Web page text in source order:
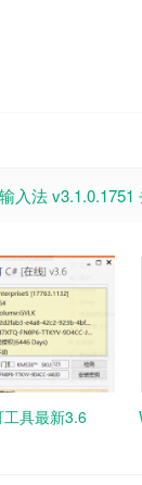
入法 v3.1.0.1751
具最新3.6